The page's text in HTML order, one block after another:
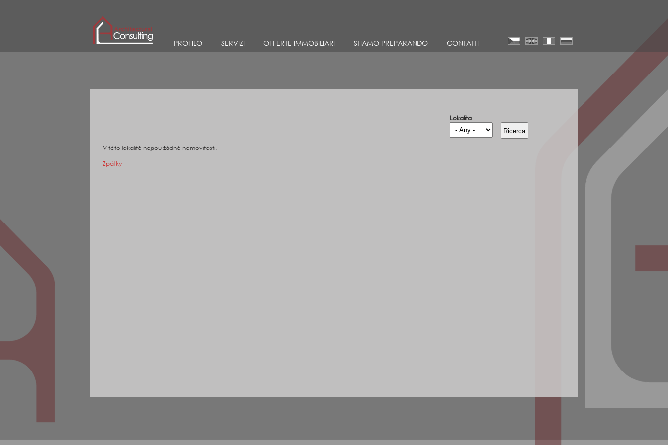
PROFILO SERVIZI OFFERTE IMMOBILIARI STIAMO PREPARANDO CONTATTI
Lokalita
V této lokalitě nejsou žádné nemovitosti.
Zpátky